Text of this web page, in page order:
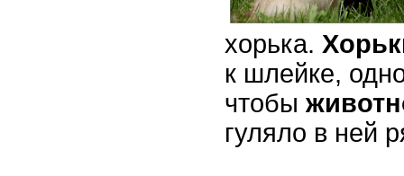
хорька.
к шлейке,
чтобы
гуляло в ней